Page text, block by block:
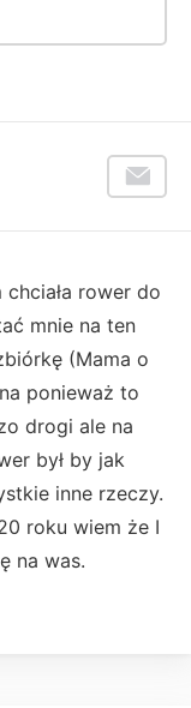
rower do
mnie na ten
(Mama o
ponieważ to
drogi ale na
był by jak
inne rzeczy.
roku wiem że I
na was.